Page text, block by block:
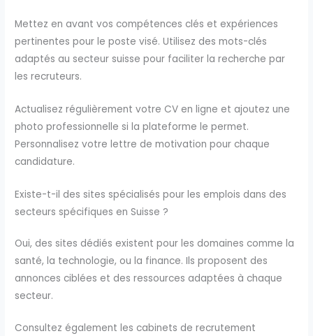
Mettez en avant vos compétences clés et expériences
pertinentes pour le poste visé. Utilisez des mots-clés
adaptés au secteur suisse pour faciliter la recherche par
les recruteurs.
Actualisez régulièrement votre CV en ligne et ajoutez une
photo professionnelle si la plateforme le permet.
Personnalisez votre lettre de motivation pour chaque
candidature.
Existe-t-il des sites spécialisés pour les emplois dans des
secteurs spécifiques en Suisse ?
Oui, des sites dédiés existent pour les domaines comme la
santé, la technologie, ou la finance. Ils proposent des
annonces ciblées et des ressources adaptées à chaque
secteur.
Consultez également les cabinets de recrutement